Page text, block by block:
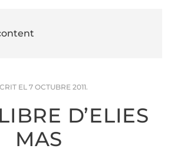
EL 7 OCTUBRE 2011.
D’ELIES
MAS